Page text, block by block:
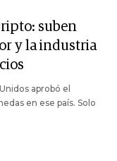
suben
y la industria
aprobó el
en ese país. Solo